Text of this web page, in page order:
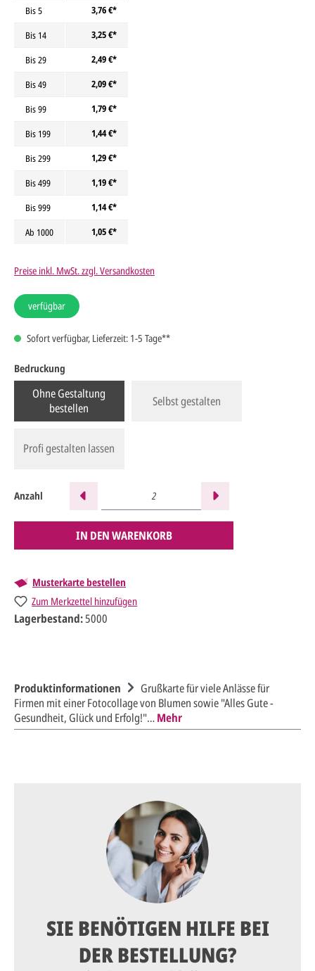
Bis5
3,76 €*
Bis 14
3,25 €*
Bis29
2,49 €*
Bis49
2,09 €*
Bis99
1,79 €*
Bis 199
1,44 €*
Bis299
1,29 €*
Bis499
1,19 €*
Bis999
1,14 €*
Ab 1000 1,05 €*
Preise inkl. MwSt. zzgl. Versandkosten
verfügbar
Sofort verfügbar, Lieferzeit: 1-5 Tage**
Bedruckung
Ohne Gestaltung
bestellen
Selbst gestalten
Profi gestalten lassen
Anzahl
IN DEN WARENKORB
Musterkarte bestellen
Zum Merkzettel hinzufügen
Lagerbestand:5000
Produktinformationen
Grußkarte für viele Anlässe für
Firmen mit einer Fotocollage von Blumen sowie "Alles Gute -
Gesundheit, Glück und Erfolg!"…Mehr
SIE BENÖTIGEN HILFE BEI
DER BESTELLUNG?